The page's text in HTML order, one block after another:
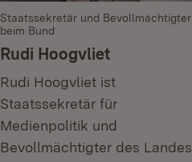
Staatssekretär und Bevollmächtigter
beim Bund
Rudi Hoogvliet
Rudi Hoogvliet ist
Staatssekretär für
Medienpolitik und
Bevollmächtigter des Landes